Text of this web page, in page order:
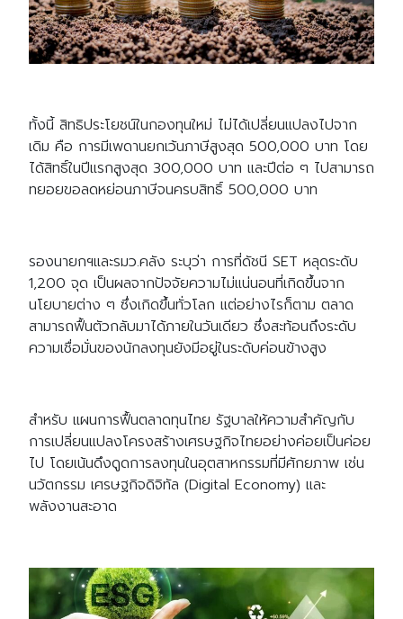
ทั้งนี้ สิทธิประโยชน์ในกองทุนใหม่ ไม่ได้เปลี่ยนแปลงไปจาก
เดิม คือ การมีเพดานยกเว้นภาษีสูงสุด 500,000 บาท โดย
ได้สิทธิ์ในปีแรกสูงสุด 300,000 บาท และปีต่อ ๆ ไปสามารถ
ทยอยขอลดหย่อนภาษีจนครบสิทธิ์ 500,000 บาท
รองนายกฯและรมว.คลัง ระบุว่า การที่ดัชนี SET หลุดระดับ
1,200 จุด เป็นผลจากปัจจัยความไม่แน่นอนที่เกิดขึ้นจาก
นโยบายต่าง ๆ ซึ่งเกิดขึ้นทั่วโลก แต่อย่างไรก็ตาม ตลาด
สามารถฟื้นตัวกลับมาได้ภายในวันเดียว ซึ่งสะท้อนถึงระดับ
ความเชื่อมั่นของนักลงทุนยังมีอยู่ในระดับค่อนข้างสูง
สำหรับ แผนการฟื้นตลาดทุนไทย รัฐบาลให้ความสำคัญกับ
การเปลี่ยนแปลงโครงสร้างเศรษฐกิจไทยอย่างค่อยเป็นค่อย
ไป โดยเน้นดึงดูดการลงทุนในอุตสาหกรรมที่มีศักยภาพ เช่น
นวัตกรรม เศรษฐกิจดิจิทัล (Digital Economy) และ
พลังงานสะอาด